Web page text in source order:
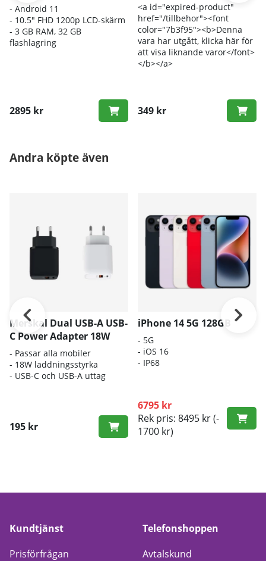
- Android 11
- 10.5" FHD 1200p LCD-skärm
- 3 GB RAM, 32 GB
flashlagring
2895 kr
<a id="expired-product"
href="/tillbehor"><font
color="7b3f95"><b>Denna
vara har utgått, klicka här för
att visa liknande varor</font>
</b></a>
349 kr
Andra köpte även
Merskal Dual USB-A USB-
C Power Adapter 18W
- Passar alla mobiler
- 18W laddningsstyrka
- USB-C och USB-A uttag
195 kr
iPhone 14 5G 128GB
- 5G
- iOS 16
- IP68
6795 kr
Rek pris: 8495 kr(-
1700 kr)
Kundtjänst
Prisförfrågan
Telefonshoppen
Avtalskund